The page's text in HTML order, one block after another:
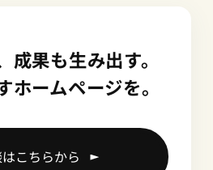
成果も生み出す。
ホームページを。
こちらから